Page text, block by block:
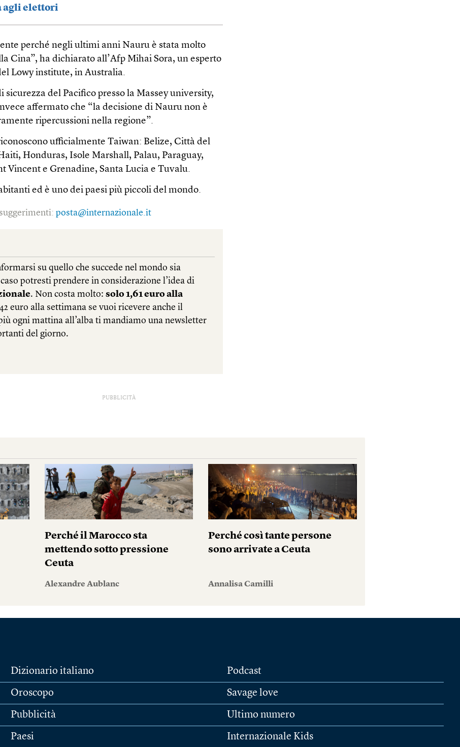
agli elettori
perché negli ultimi anni Nauru è stata molto
Cina”, ha dichiarato all’Afp Mihai Sora, un esperto
Lowy institute, in Australia.
sicurezza del Pacifico presso la Massey university,
affermato che “la decisione di Nauru non è
ripercussioni nella regione”.
ufficialmente Taiwan: Belize, Città del
Honduras, Isole Marshall, Palau, Paraguay,
Vincent e Grenadine, Santa Lucia e Tuvalu.
ed è uno dei paesi più piccoli del mondo.
posta@internazionale.it
PUBBLICITÀ
Perché il Marocco sta
mettendo sotto pressione
Ceuta
Alexandre Aublanc
Perché così tante persone
sono arrivate a Ceuta
Annalisa Camilli
Dizionario italiano
Oroscopo
Pubblicità
Paesi
Podcast
Savage love
Ultimo numero
Internazionale Kids